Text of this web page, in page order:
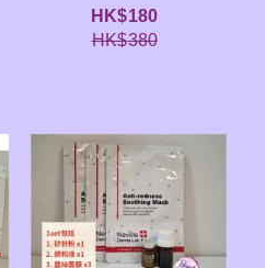
HK$180
HK$380